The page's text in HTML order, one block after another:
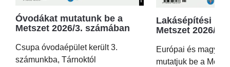
Óvodákat mutatunk be a
Metszet 2026/3. számában
Csupa óvodaépület került 3.
számunkba, Tárnoktól
Lakásépítési
Metszet 2026/2.
Európai és magyar
mutatjuk be a